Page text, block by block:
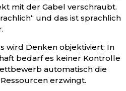
mit der Gabel verschraubt.
und das ist sprachlich
wird Denken objektiviert: In
bedarf es keiner Kontrolle
automatisch die
erzwingt.